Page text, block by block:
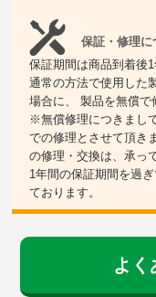
保証・修理に
保証期間は商品到着後1
通常の方法で使用した
場合に、 製品を無償で
※無償修理につきまし
での修理とさせて頂き
の修理・交換は、承っ
1年間の保証期間を過
ております。
よく